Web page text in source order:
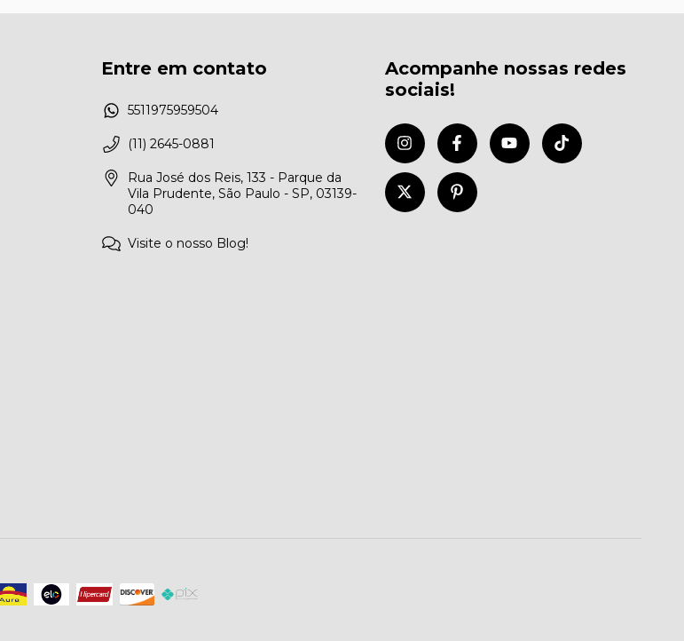
Entre em contato
5511975959504
(11) 2645-0881
Rua José dos Reis, 133 - Parque da
Vila Prudente, São Paulo - SP, 03139-
040
Visite o nosso Blog!
Acompanhe nossas redes
sociais!